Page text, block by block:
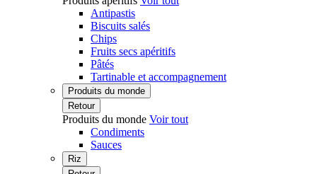
Antipastis
Biscuits salés
Chips
Fruits secs apéritifs
Pâtés
Tartinable et accompagnement
Produits du monde
Retour
Produits du monde Voir tout
Condiments
Sauces
Riz